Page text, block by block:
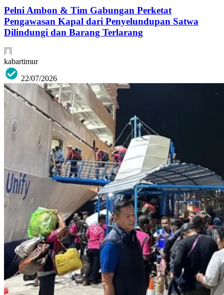
Pelni Ambon & Tim Gabungan Perketat
Pengawasan Kapal dari Penyelundupan Satwa
Dilindungi dan Barang Terlarang
kabartimur
22/07/2026